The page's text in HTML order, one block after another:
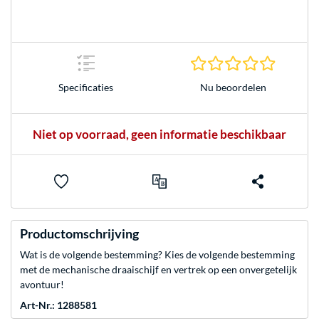
Specificaties Nu beoordelen
Niet op voorraad, geen informatie beschikbaar
Productomschrijving
Wat is de volgende bestemming? Kies de volgende bestemming
met de mechanische draaischijf en vertrek op een onvergetelijk
avontuur!
Art-Nr.: 1288581